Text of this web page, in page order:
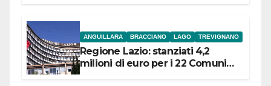
ANGUILLARA BRACCIANO LAGO TREVIGNANO
Regione Lazio: stanziati 4,2
milioni di euro per i 22 Comuni